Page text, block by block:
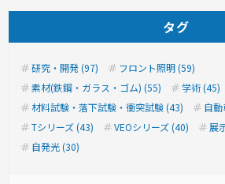
タグ
研究・開発 (97)
フロント照明 (59)
素材(鉄鋼・ガラス・ゴム) (55)
学術 (45)
材料試験・落下試験・衝突試験 (43)
自
Tシリーズ (43)
VEOシリーズ (40)
展
自発光 (30)